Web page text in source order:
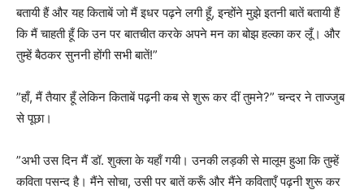
बतायी हैं और यह किताबें जो मैं इधर पढ़ने लगी हूँ, इन्होंने मुझे इतनी बातें बतायी हैं
कि मैं चाहती हूँ कि उन पर बातचीत करके अपने मन का बोझ हल्का कर लूँ। और
तुम्हें बैठकर सुननी होंगी सभी बातें!”
”हाँ, मैं तैयार हूँ लेकिन किताबें पढ़नी कब से शुरू कर दीं तुमने?” चन्दर ने ताज्जुब
से पूछा।
”अभी उस दिन मैं डॉ. शुक्ला के यहाँ गयी। उनकी लड़की से मालूम हुआ कि तुम्हें
कविता पसन्द है। मैंने सोचा, उसी पर बातें करूँ और मैंने कविताएँ पढ़नी शुरू कर